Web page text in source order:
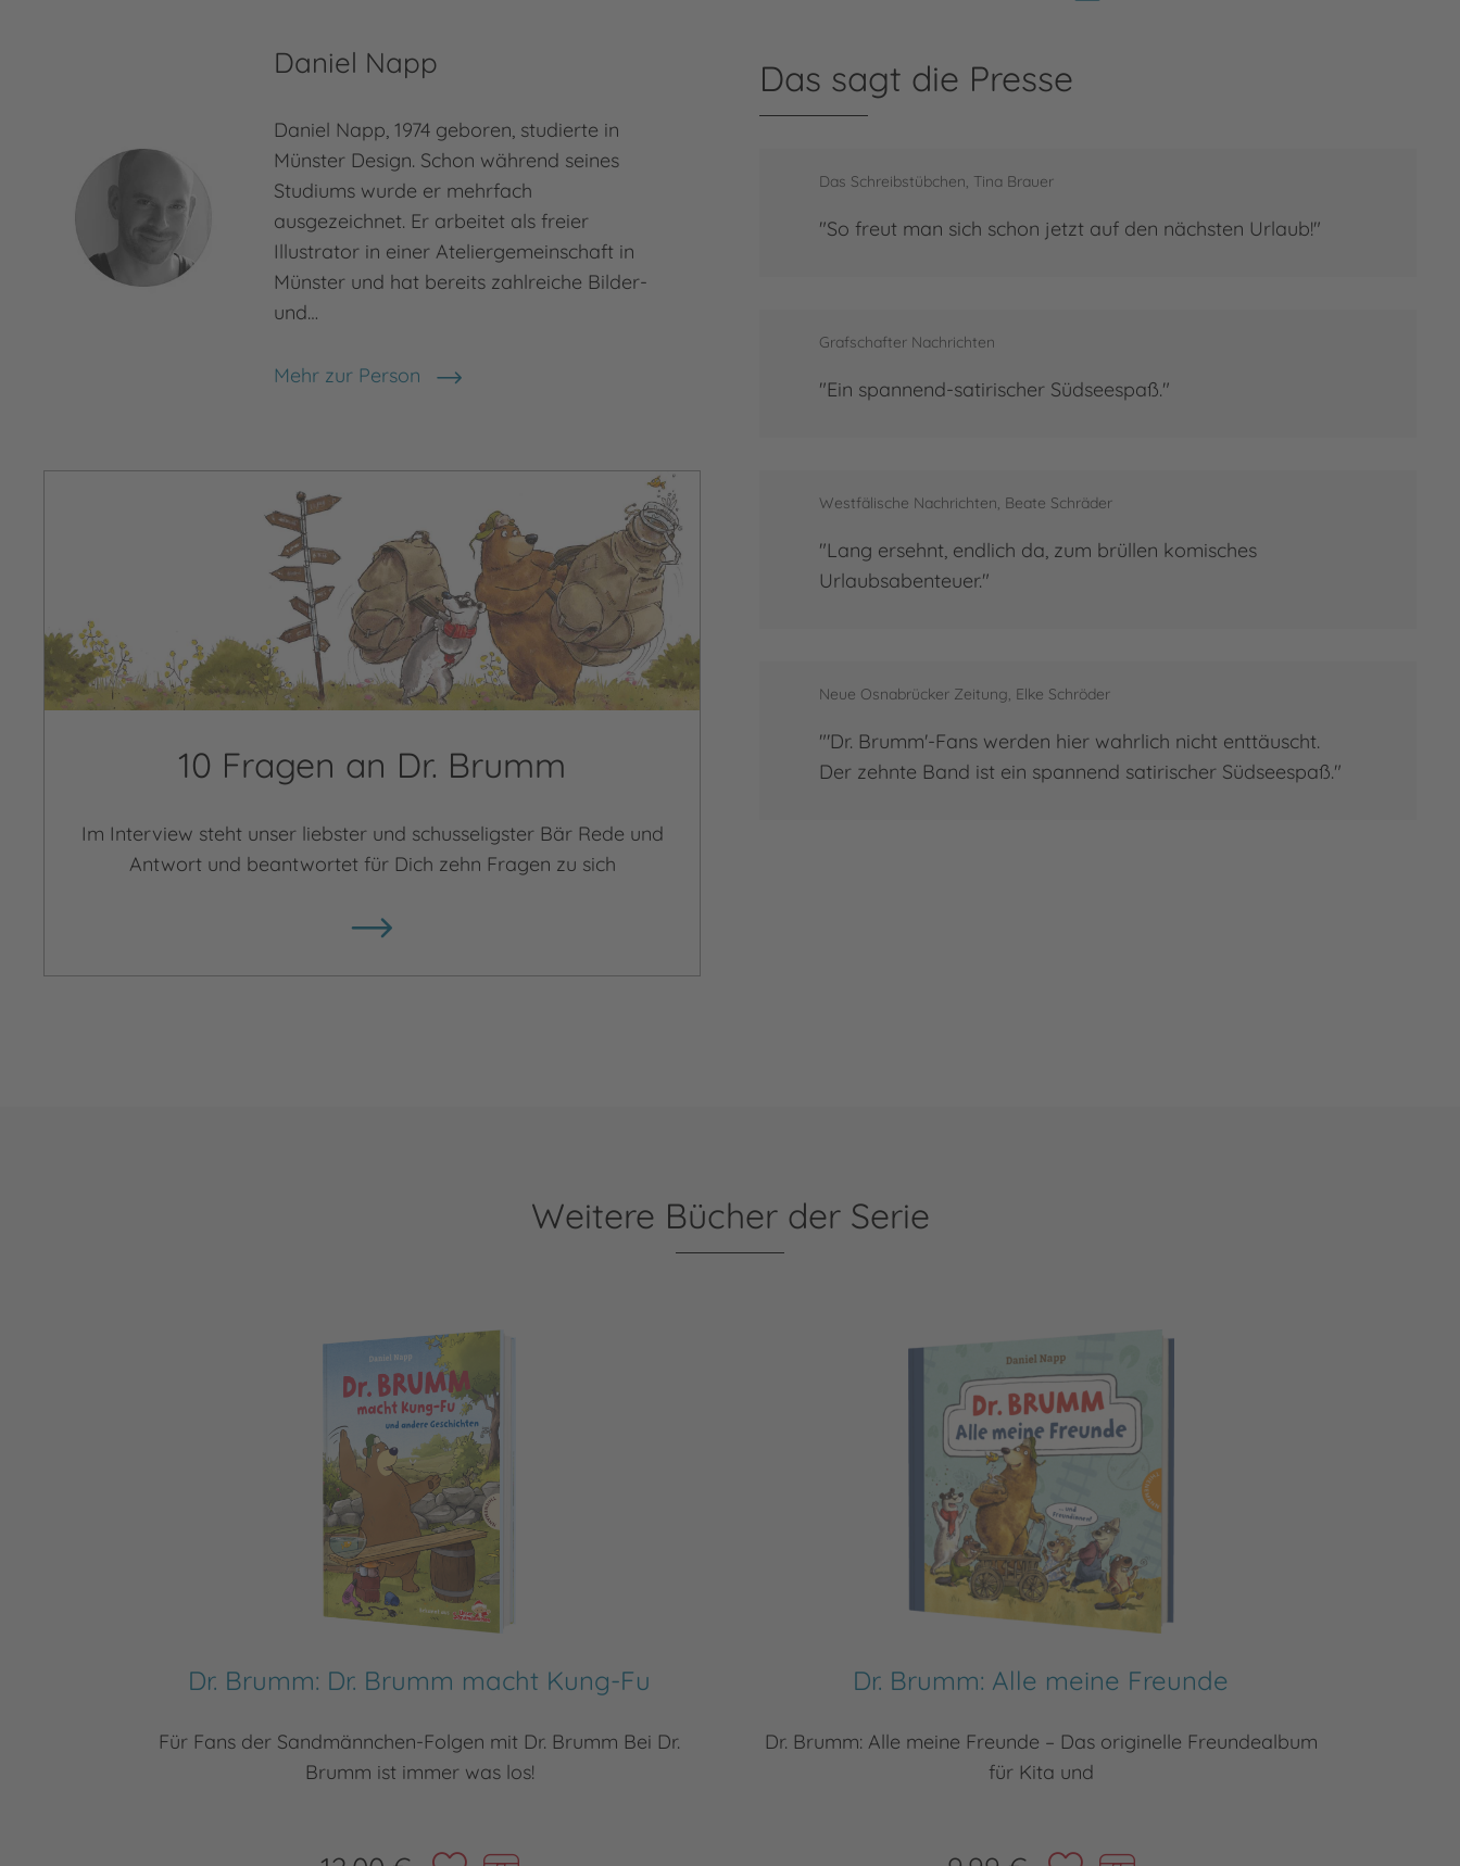
Daniel Napp
Daniel Napp, 1974 geboren, studierte in
Münster Design. Schon während seines
Studiums wurde er mehrfach
ausgezeichnet. Er arbeitet als freier
Illustrator in einer Ateliergemeinschaft in
Münster und hat bereits zahlreiche Bilder-
und…
Mehr zur Person
Daniel Napp
Das sagt die Presse
Das Schreibstübchen, Tina Brauer
"So freut man sich schon jetzt auf den nächsten Urlaub!"
Grafschafter Nachrichten
"Ein spannend-satirischer Südseespaß."
Westfälische Nachrichten, Beate Schräder
"Lang ersehnt, endlich da, zum brüllen komisches
Urlaubsabenteuer."
Neue Osnabrücker Zeitung, Elke Schröder
"'Dr. Brumm'-Fans werden hier wahrlich nicht enttäuscht.
Der zehnte Band ist ein spannend satirischer Südseespaß."
10 Fragen an Dr. Brumm
Im Interview steht unser liebster und schusseligster Bär Rede und
Antwort und beantwortet für Dich zehn Fragen zu sich
Weitere Bücher der Serie
Dr. Brumm: Dr. Brumm macht Kung-Fu
Für Fans der Sandmännchen-Folgen mit Dr. Brumm Bei Dr.
Brumm ist immer was los!
Dr. Brumm: Alle meine Freunde
Dr. Brumm: Alle meine Freunde – Das originelle Freundealbum
für Kita und